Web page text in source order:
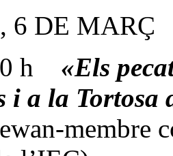
6 DE MARÇ
h «Els
i a la Tortosa
membre